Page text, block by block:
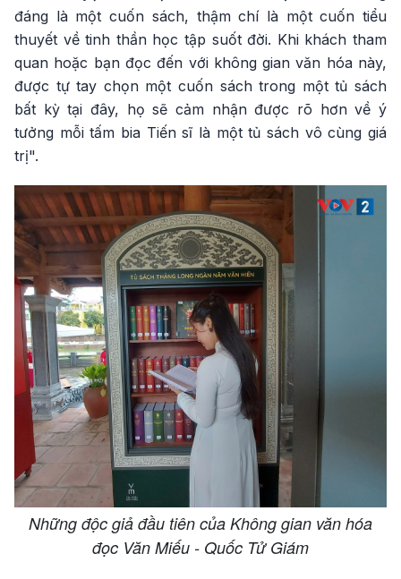
đáng là một cuốn sách, thậm chí là một cuốn tiểu
thuyết về tinh thần học tập suốt đời. Khi khách tham
quan hoặc bạn đọc đến với không gian văn hóa này,
được tự tay chọn một cuốn sách trong một tủ sách
bất kỳ tại đây, họ sẽ cảm nhận được rõ hơn về ý
tưởng mỗi tấm bia Tiến sĩ là một tủ sách vô cùng giá
trị".
Những độc giả đầu tiên của Không gian văn hóa
đọc Văn Miếu - Quốc Tử Giám